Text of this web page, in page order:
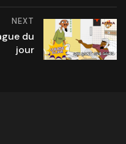
NEXT
du
jour